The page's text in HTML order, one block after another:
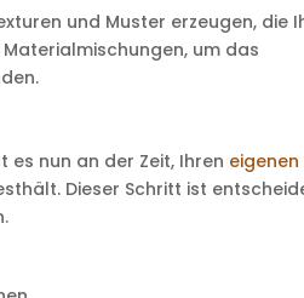
und Muster erzeugen, die
um das
es nun an der Zeit, Ihren eigenen
Dieser Schritt ist